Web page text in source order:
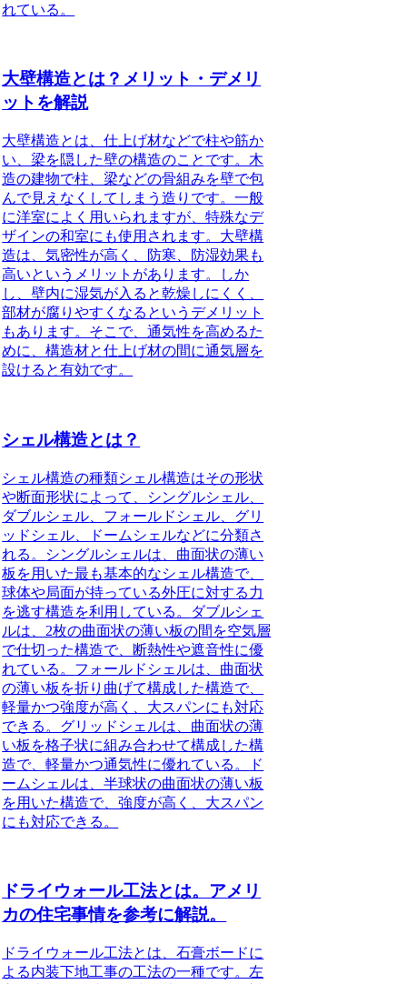
れている。
大壁構造とは？メリット・デメリ
ットを解説
大壁構造とは、仕上げ材などで柱や筋か
い、梁を隠した壁の構造のこと です。木
造の建物で柱、梁などの骨組みを壁で包
んで見えなくしてしまう造りです。一般
に洋室によく用いられますが、特殊なデ
ザインの和室にも使用されます。大壁構
造は、気密性が高く、防寒、防湿効果も
高いというメリットがあります。しか
し、壁内に湿気が入ると乾燥しにくく、
部材が腐りやすくなるというデメリット
もあります。そこで、通気性を高めるた
めに、構造材と仕上げ材の間に通気層を
設けると有効です。
シェル構造とは？
シェル構造の種類シェル構造はその形状
や断面形状によって、
シングルシェル
ダブルシェル
フォールドシェル
グリ
ッドシェル
ドームシェルなどに分類さ
れる。
シングルシェルは、曲面状の薄い
板を用いた最も基本的なシェル構造で、
球体や局面が持っている外圧に対する力
を逃す構造を利用している。
ダブルシェ
ルは、2枚の曲面状の薄い板の間を空気層
で仕切った構造で、断熱性や遮音性に優
れている。 フォールドシェルは、曲面状
の薄い板を折り曲げて構成した構造で、
軽量かつ強度が高く、大スパンにも対応
できる。 グリッドシェルは、曲面状の薄
い板を格子状に組み合わせて構成した構
造で、軽量かつ通気性に優れている。
ド
ームシェルは、半球状の曲面状の薄い板
を用いた構造で、強度が高く、大スパン
にも対応できる。
ドライウォール工法とは。アメリ
カの住宅事情を参考に解説。
ドライウォール工法とは、石膏ボードに
よる内装下地工事の工法の一種です。左